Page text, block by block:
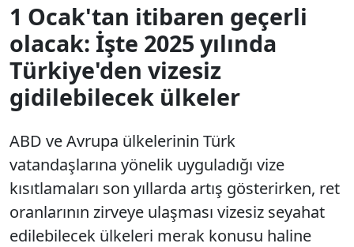
1 Ocak'tan itibaren geçerli
olacak: İşte 2025 yılında
Türkiye'den vizesiz
gidilebilecek ülkeler
ABD ve Avrupa ülkelerinin Türk
vatandaşlarına yönelik uyguladığı vize
kısıtlamaları son yıllarda artış gösterirken, ret
oranlarının zirveye ulaşması vizesiz seyahat
edilebilecek ülkeleri merak konusu haline